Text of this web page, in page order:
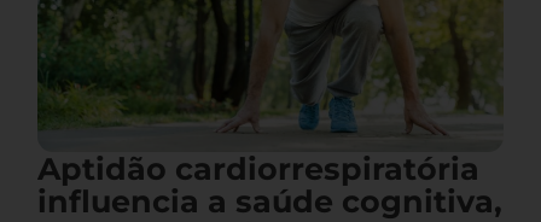
Aptidão cardiorrespiratória
influencia a saúde cognitiva,